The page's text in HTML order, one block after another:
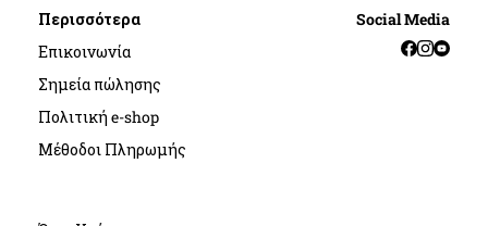
Περισσότερα
Επικοινωνία
Σημεία πώλησης
Πολιτική e-shop
Μέθοδοι Πληρωμής
Social Media
Facebook